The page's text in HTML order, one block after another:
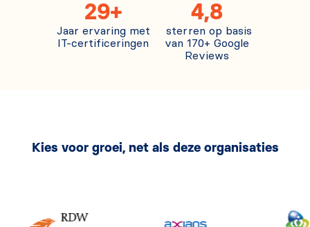
29+
Jaar ervaring met
IT-certificeringen
4,8
sterren op basis
van 170+ Google
Reviews
Kies voor groei, net als deze organisaties